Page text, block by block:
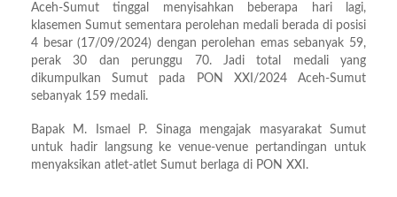
Aceh-Sumut tinggal menyisahkan beberapa hari lagi,
klasemen Sumut sementara perolehan medali berada di posisi
4 besar (17/09/2024) dengan perolehan emas sebanyak 59,
perak 30 dan perunggu 70. Jadi total medali yang
dikumpulkan Sumut pada PON XXI/2024 Aceh-Sumut
sebanyak 159 medali.
Bapak M. Ismael P. Sinaga mengajak masyarakat Sumut
untuk hadir langsung ke venue-venue pertandingan untuk
menyaksikan atlet-atlet Sumut berlaga di PON XXI.